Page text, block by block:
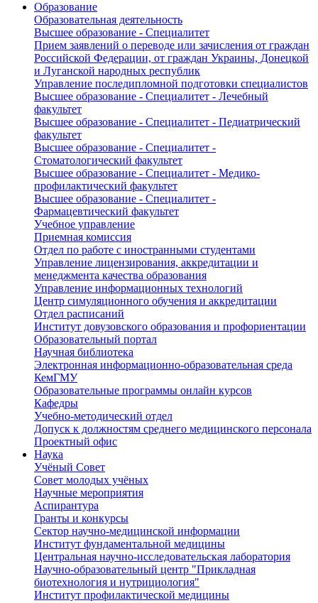
Образование
Образовательная деятельность
Высшее образование - Специалитет
Прием заявлений о переводе или зачисления от граждан
Российской Федерации, от граждан Украины, Донецкой
и Луганской народных республик
Управление последипломной подготовки специалистов
Высшее образование - Специалитет - Лечебный
факультет
Высшее образование - Специалитет - Педиатрический
факультет
Высшее образование - Специалитет -
Стоматологический факультет
Высшее образование - Специалитет - Медико-
профилактический факультет
Высшее образование - Специалитет -
Фармацевтический факультет
Учебное управление
Приемная комиссия
Отдел по работе с иностранными студентами
Управление лицензирования, аккредитации и
менеджмента качества образования
Управление информационных технологий
Центр симуляционного обучения и аккредитации
Отдел расписаний
Институт довузовского образования и профориентации
Образовательный портал
Научная библиотека
Электронная информационно-образовательная среда
КемГМУ
Образовательные программы онлайн курсов
Кафедры
Учебно-методический отдел
Допуск к должностям среднего медицинского персонала
Проектный офис
Наука
Учёный Cовет
Совет молодых учёных
Научные мероприятия
Аспирантура
Гранты и конкурсы
Сектор научно-медицинской информации
Институт фундаментальной медицины
Центральная научно-исследовательская лаборатория
Научно-образовательный центр "Прикладная
биотехнология и нутрициология"
Институт профилактической медицины